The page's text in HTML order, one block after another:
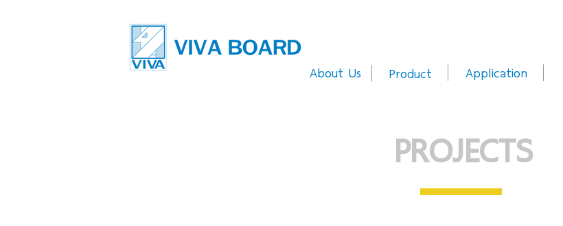
About Us Product Application
PROJECTS